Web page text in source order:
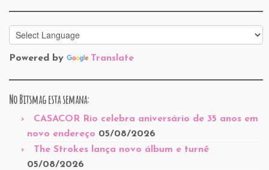
Powered by Translate
No Bitsmag esta semana:
CASACOR Rio celebra aniversário de 35 anos em
novo endereço 05/08/2026
The Strokes lança novo álbum e turnê
05/08/2026